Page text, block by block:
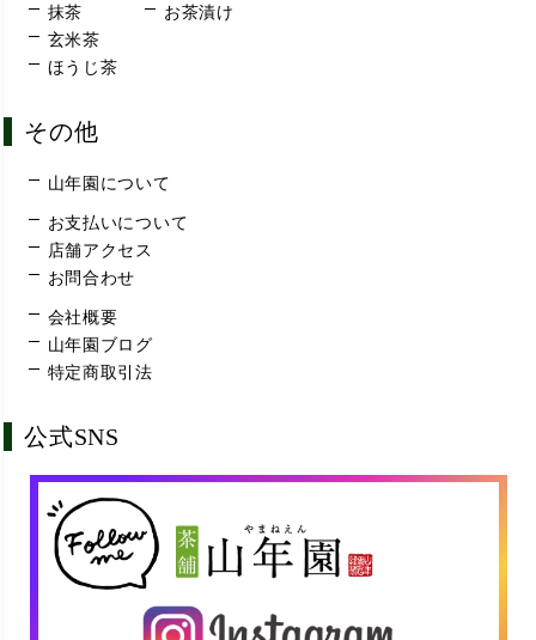
抹茶
玄米茶
ほうじ茶
お茶漬け
その他
山年園について
お支払いについて
店舗アクセス
お問合わせ
会社概要
山年園ブログ
特定商取引法
公式SNS